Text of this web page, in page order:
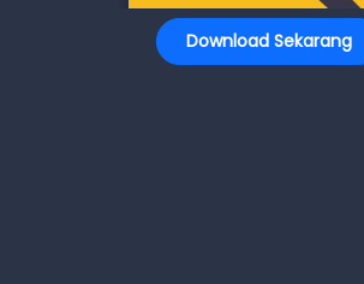
Download Sekarang